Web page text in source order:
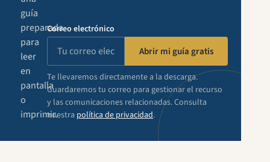
guía
preparada
para
leer
en
pantalla
o
imprimir.
Correo electrónico
Abrir mi guía gratis
Te llevaremos directamente a la descarga.
Guardaremos tu correo para gestionar el recurso
y las comunicaciones relacionadas. Consulta
nuestra política de privacidad.